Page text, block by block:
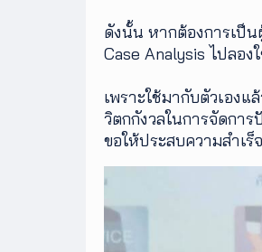
ดังนั้น หากต้องการเป็
Case Analysis ไปลอง
เพราะใช้มากับตัวเอง
วิตกกังวลในการจัดกา
ขอให้ประสบความสำเร็